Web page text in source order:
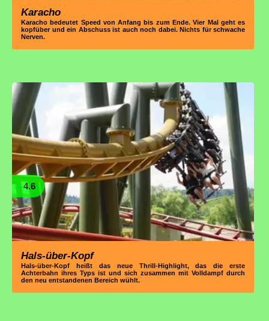
Karacho
Karacho bedeutet Speed von Anfang bis zum Ende. Vier Mal geht es
kopfüber und ein Abschuss ist auch noch dabei. Nichts für schwache
Nerven.
4.6
Hals-über-Kopf
Hals-über-Kopf heißt das neue Thrill-Highlight, das die erste
Achterbahn ihres Typs ist und sich zusammen mit Volldampf durch
den neu entstandenen Bereich wühlt.